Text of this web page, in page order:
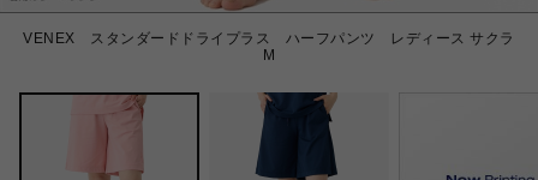
VENEX スタンダードドライプラス ハーフパンツ レディース サクラ
M